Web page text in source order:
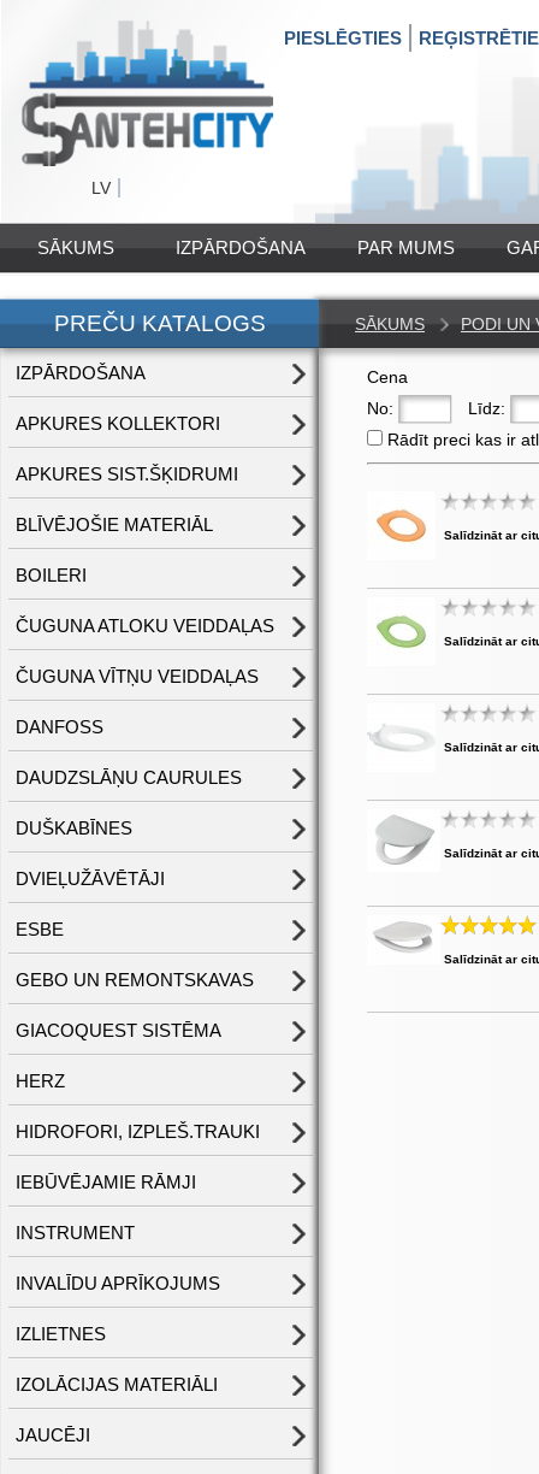
LV
PIESLĒGTIES
SĀKUMS IZPĀRDOŠANA PAR MUMS
PREČU KATALOGS
IZPĀRDOŠANA
APKURES KOLLEKTORI
APKURES SIST.ŠĶIDRUMI
BLĪVĒJOŠIE MATERIĀL
BOILERI
ČUGUNA ATLOKU VEIDDAĻAS
ČUGUNA VĪTŅU VEIDDAĻAS
DANFOSS
DAUDZSLĀŅU CAURULES
DUŠKABĪNES
DVIEĻUŽĀVĒTĀJI
ESBE
GEBO UN REMONTSKAVAS
GIACOQUEST SISTĒMA
HERZ
HIDROFORI, IZPLEŠ.TRAUKI
IEBŪVĒJAMIE RĀMJI
INSTRUMENT
INVALĪDU APRĪKOJUMS
IZLIETNES
IZOLĀCIJAS MATERIĀLI
JAUCĒJI
SĀKUMS PODI UN
Cena
No:
Līdz:
Rādīt preci kas ir
Salīdzināt ar
Salīdzināt ar
Salīdzināt ar
Salīdzināt ar
Salīdzināt ar